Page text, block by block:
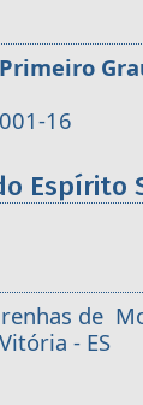
16
Espírito
de
- ES